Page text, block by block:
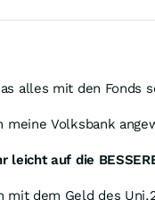
alles mit den Fonds
meine Volksbank
leicht auf die
mit dem Geld des